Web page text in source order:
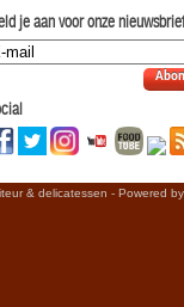
je aan voor onze
& delicatessen - Powered